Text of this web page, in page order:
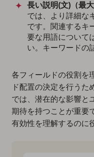
長い説明(文)（最
では、より詳細な
です。関連するキ
要な用語について
い。キーワードの
各フィールドの役割を
ド配置の決定を行うた
では、潜在的な影響と
期待を持つことが重要
有効性を理解するのに